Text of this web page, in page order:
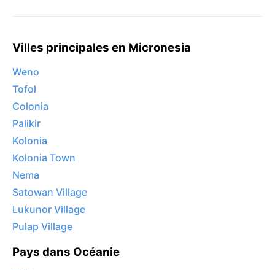
Villes principales en Micronesia
Weno
Tofol
Colonia
Palikir
Kolonia
Kolonia Town
Nema
Satowan Village
Lukunor Village
Pulap Village
Pays dans Océanie